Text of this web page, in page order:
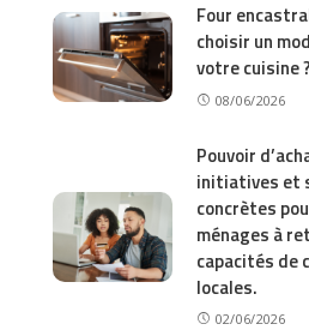
Four
choisir un
votre cuisine ?
08/06/2026
Pouvoir
initiatives et
concrètes
ménages à
capacités de
locales.
02/06/2026